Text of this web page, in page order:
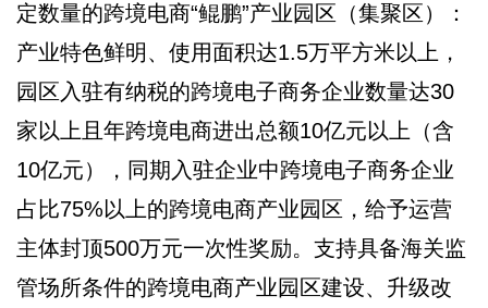
定数量的跨境电商“鲲鹏”产业园区（集聚区）：
产业特色鲜明、使用面积达1.5万平方米以上，
园区入驻有纳税的跨境电子商务企业数量达30
家以上且年跨境电商进出总额10亿元以上（含
10亿元），同期入驻企业中跨境电子商务企业
占比75%以上的跨境电商产业园区，给予运营
主体封顶500万元一次性奖励。支持具备海关监
管场所条件的跨境电商产业园区建设、升级改